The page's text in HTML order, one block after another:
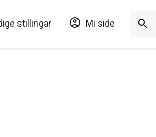
stillingar account_circle Mi side search